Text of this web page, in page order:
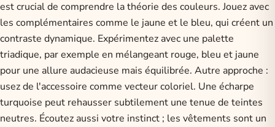
est crucial de comprendre la théorie des couleurs. Jouez avec
les complémentaires comme le jaune et le bleu, qui créent un
contraste dynamique. Expérimentez avec une palette
triadique, par exemple en mélangeant rouge, bleu et jaune
pour une allure audacieuse mais équilibrée. Autre approche :
usez de l'accessoire comme vecteur coloriel. Une écharpe
turquoise peut rehausser subtilement une tenue de teintes
neutres. Écoutez aussi votre instinct ; les vêtements sont un